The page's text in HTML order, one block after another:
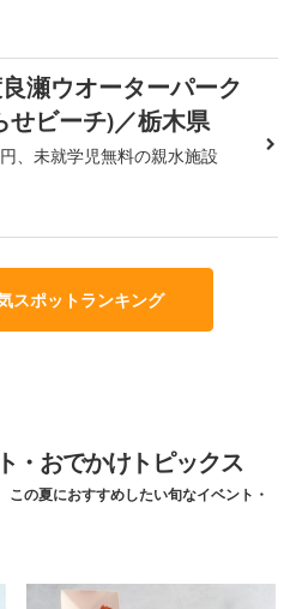
瀬ウオーターパーク
せビーチ)／栃木県
、未就学児無料の親水施設
スポットランキング
・おでかけトピックス
この夏におすすめしたい旬なイベント・